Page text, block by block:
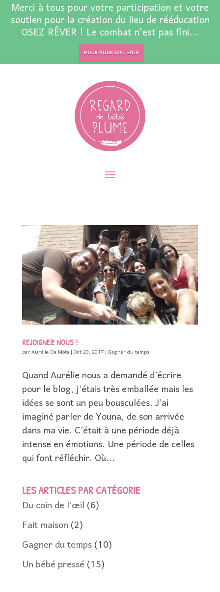
Merci à tous pour votre participation et votre
soutien pour la création du lieu de rééducation
OSEZ RÊVER ! Le combat n'est pas fini...
POUR NOUS SOUTENIR
REJOIGNEZ NOUS !
parAurélie Da Mota|Oct 20, 2017|Gagner du temps
Quand Aurélie nous a demandé d’écrire
pour le blog, j’étais très emballée mais les
idées se sont un peu bousculées. J’ai
imaginé parler de Youna, de son arrivée
dans ma vie. C’était à une période déjà
intense en émotions. Une période de celles
qui font réfléchir. Où...
LES ARTICLES PAR CATÉGORIE
Du coin de l’œil(6)
Fait maison(2)
Gagner du temps(10)
Un bébé pressé(15)